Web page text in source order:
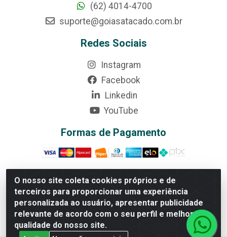
O nosso site coleta cookies próprios e de
terceiros para proporcionar uma experiência
personalizada ao usuário, apresentar publicidade
relevante de acordo com o seu perfil e melhorar a
qualidade do nosso site.
(62) 4014-4700
suporte@goiasatacado.com.br
Redes Sociais
Instagram
Facebook
Linkedin
YouTube
Formas de Pagamento
Rede Brasil - Avenida Universitária, nº 3860, Jardim das
Américas II Etapa - Anápolis/GO - CEP 75070-415 -
CNPJ 07.728.073/0002-24